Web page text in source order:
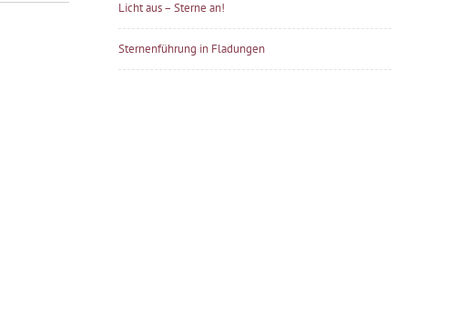
Licht aus – Sterne an!
Sternenführung in Fladungen